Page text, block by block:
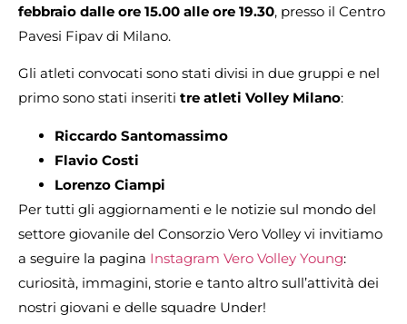
febbraio dalle ore 15.00 alle ore 19.30, presso il Centro
Pavesi Fipav di Milano.
Gli atleti convocati sono stati divisi in due gruppi e nel
primo sono stati inseriti tre atleti Volley Milano:
Riccardo Santomassimo
Flavio Costi
Lorenzo Ciampi
Per tutti gli aggiornamenti e le notizie sul mondo del
settore giovanile del Consorzio Vero Volley vi invitiamo
a seguire la pagina Instagram Vero Volley Young:
curiosità, immagini, storie e tanto altro sull’attività dei
nostri giovani e delle squadre Under!